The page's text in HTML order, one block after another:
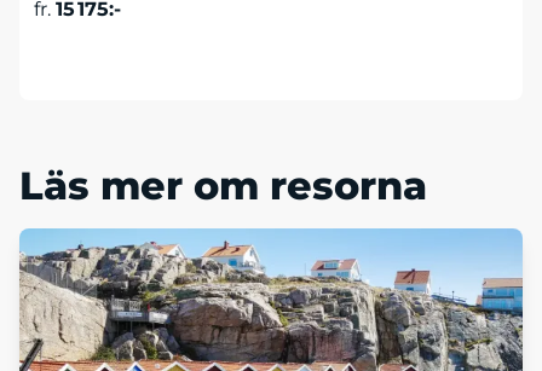
fr. 15 175:-
Läs mer om resorna